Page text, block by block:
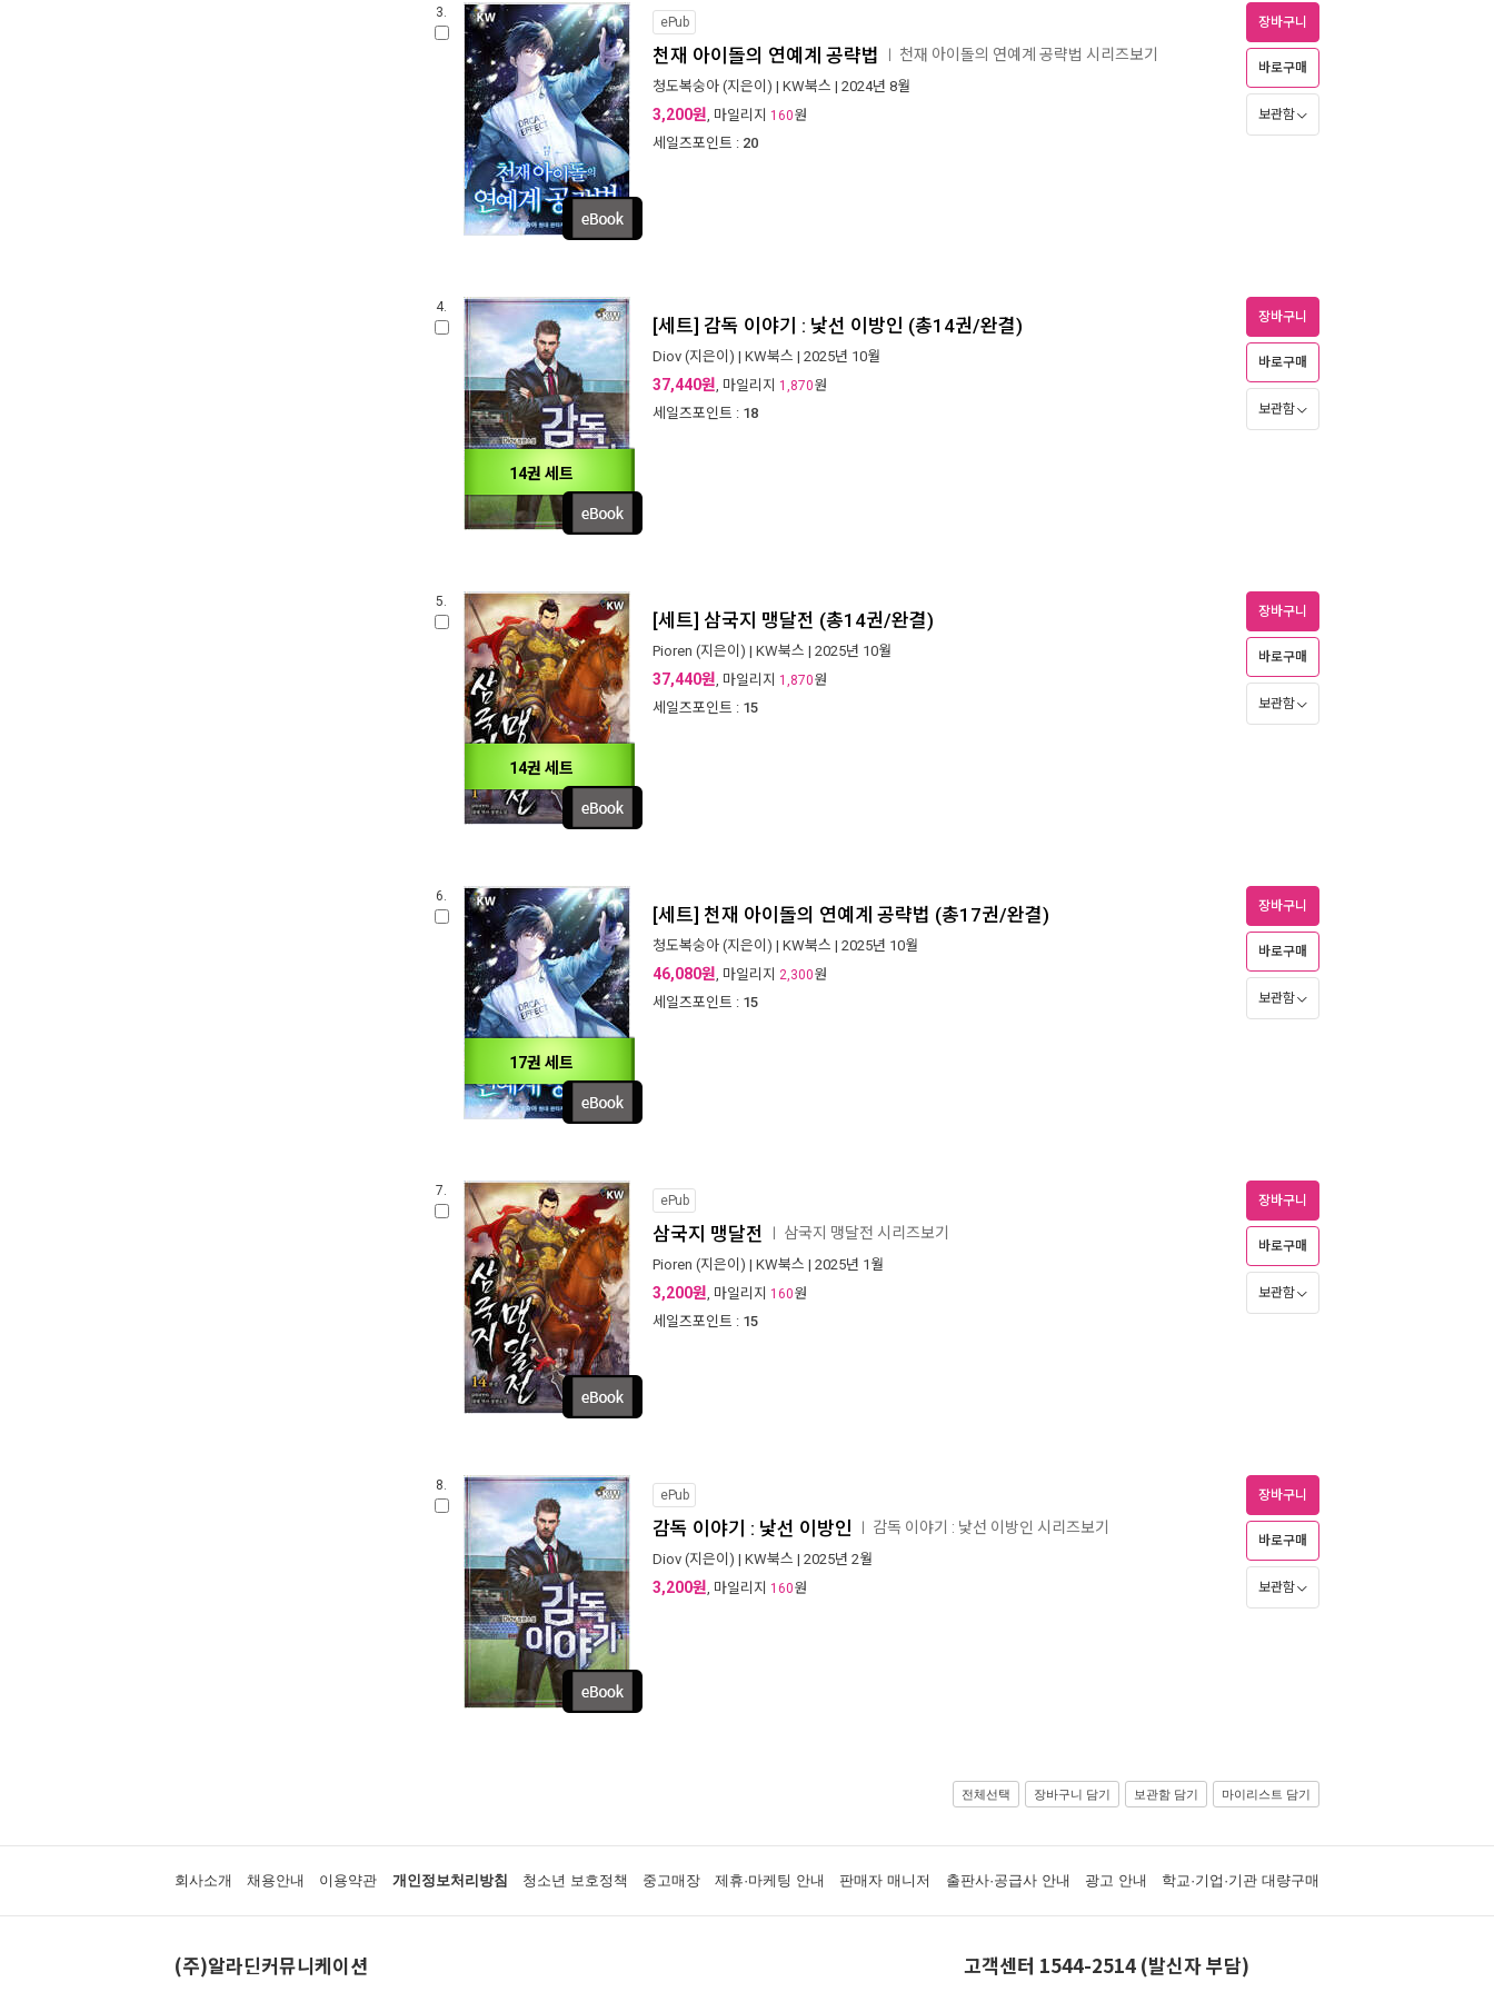
3.
ePub
천재 아이돌의 연예계 공략법 천재 아이돌의 연예계 공략법 시리즈보기
청도복숭아 (지은이) | KW북스 | 2024년 8월
3,200원, 마일리지 160원
세일즈포인트 : 20
장바구니
바로구매
보관함
4.
14권 세트
[세트] 감독 이야기 : 낯선 이방인 (총14권/완결)
Diov (지은이) | KW북스 | 2025년 10월
37,440원, 마일리지 1,870원
세일즈포인트 : 18
장바구니
바로구매
보관함
5.
14권 세트
[세트] 삼국지 맹달전 (총14권/완결)
Pioren (지은이) | KW북스 | 2025년 10월
37,440원, 마일리지 1,870원
세일즈포인트 : 15
장바구니
바로구매
보관함
6.
17권 세트
[세트] 천재 아이돌의 연예계 공략법 (총17권/완결)
청도복숭아 (지은이) | KW북스 | 2025년 10월
46,080원, 마일리지 2,300원
세일즈포인트 : 15
장바구니
바로구매
보관함
7.
ePub
삼국지 맹달전 삼국지 맹달전 시리즈보기
Pioren (지은이) | KW북스 | 2025년 1월
3,200원, 마일리지 160원
세일즈포인트 : 15
장바구니
바로구매
보관함
8.
ePub
감독 이야기 : 낯선 이방인 감독 이야기 : 낯선 이방인 시리즈보기
Diov (지은이) | KW북스 | 2025년 2월
3,200원, 마일리지 160원
장바구니
바로구매
보관함
전체선택 장바구니 담기 보관함 담기 마이리스트 담기
회사소개 채용안내 이용약관 개인정보처리방침 청소년 보호정책 중고매장 제휴·마케팅 안내 판매자 매니저 출판사·공급사 안내 광고 안내 학교·기업·기관 대량구매
(주)알라딘커뮤니케이션 고객센터 1544-2514 (발신자 부담)